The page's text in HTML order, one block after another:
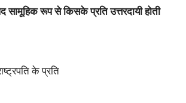
सामूहिक रूप से किसके प्रति उत्तरदायी होती
के प्रति